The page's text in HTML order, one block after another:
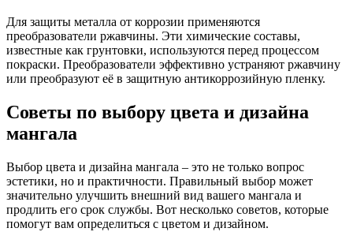
Для защиты металла от коррозии применяются
преобразователи ржавчины. Эти химические составы,
известные как грунтовки, используются перед процессом
покраски. Преобразователи эффективно устраняют ржавчину
или преобразуют её в защитную антикоррозийную пленку.
Советы по выбору цвета и дизайна
мангала
Выбор цвета и дизайна мангала – это не только вопрос
эстетики, но и практичности. Правильный выбор может
значительно улучшить внешний вид вашего мангала и
продлить его срок службы. Вот несколько советов, которые
помогут вам определиться с цветом и дизайном.